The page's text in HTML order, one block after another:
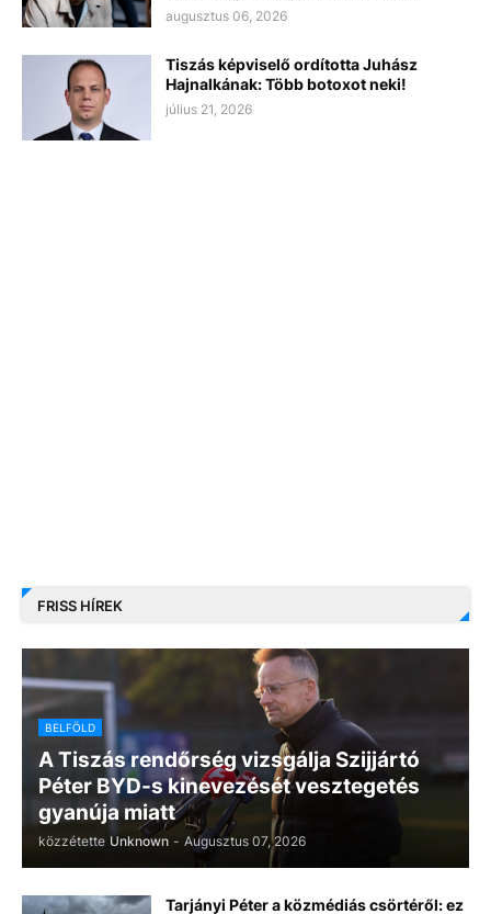
augusztus 06, 2026
Tiszás képviselő ordította Juhász
Hajnalkának: Több botoxot neki!
július 21, 2026
FRISS HÍREK
BELFÖLD
A Tiszás rendőrség vizsgálja Szijjártó
Péter BYD-s kinevezését vesztegetés
gyanúja miatt
közzétette Unknown - Augusztus 07, 2026
Tarjányi Péter a közmédiás csörtéről: ez